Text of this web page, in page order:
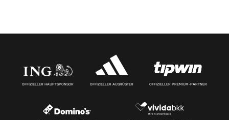
OFFIZIELLER HAUPTSPONSOR OFFIZIELLER AUSRÜSTER OFFIZIELLER PREMIUM-PARTNER